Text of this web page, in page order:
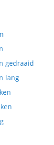
gedraaid
lang